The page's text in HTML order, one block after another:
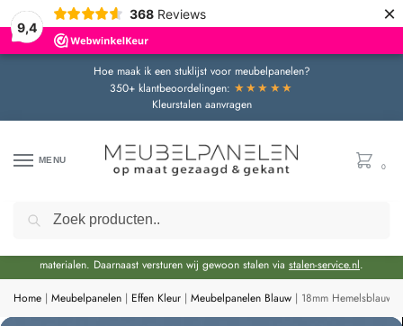
9,4
368 Reviews ×
Hoe maak ik een stuklijst voor meubelpanelen?
350+ klantbeoordelingen: ★★★★★
Kleurstalen aanvragen
MENU
0
Door de bouwvakperiode geldt momenteel een extra levertijd van circa 3 weken
materialen. Daarnaast versturen wij gewoon stalen via stalen-service.nl.
Home | Meubelpanelen | Effen Kleur | Meubelpanelen Blauw | 18mm Hemelsblauw